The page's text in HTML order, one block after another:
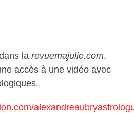
la revuemajulie.com,
accès à une vidéo avec